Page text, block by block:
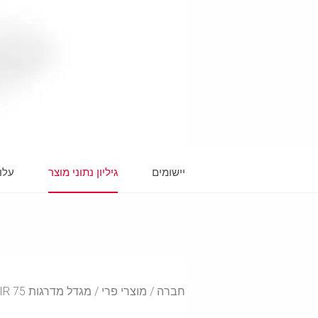
יישומים גיליון נתוני מוצר
חברה מוצרי פרי מגדל מדרגות PERI UP FLEX STAIR 75